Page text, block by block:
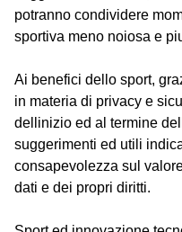
potranno condividere
sportiva meno noiosa e
Ai benefici dello sport,
in materia di privacy e
dellinizio ed al termine
suggerimenti ed utili
consapevolezza sul
dati e dei propri diritti.